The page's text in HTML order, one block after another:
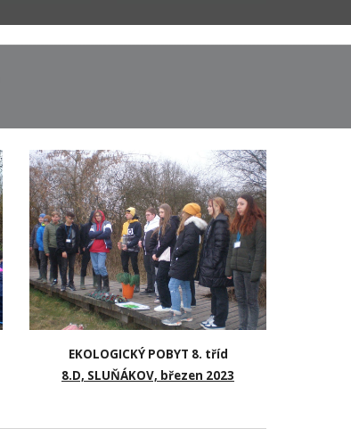
EKOLOGICKÝ POBYT 8. tříd
8.D, SLUŇÁKOV, březen 2023